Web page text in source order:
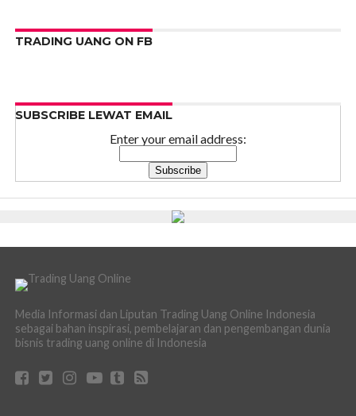
TRADING UANG ON FB
SUBSCRIBE LEWAT EMAIL
Enter your email address:
Media Informasi dan Liputan Trading Uang Online Indonesia
sebagai bahan inspirasi, pembelajaran dan pengembangan dunia
bisnis trading uang online di Indonesia